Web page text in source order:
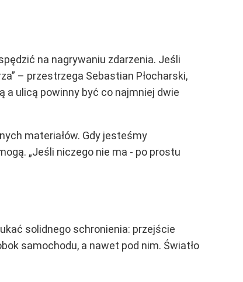
na nagrywaniu zdarzenia. Jeśli
– przestrzega Sebastian Płocharski,
a ulicą powinny być co najmniej dwie
materiałów. Gdy jesteśmy
„Jeśli niczego nie ma - po prostu
solidnego schronienia: przejście
samochodu, a nawet pod nim. Światło